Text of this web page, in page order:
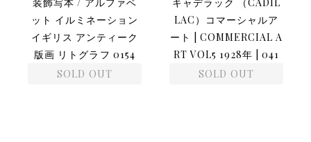
ット イルミネーション
イギリス アンティーク
版画 リトグラフ 0154
SOLD OUT
LAC）コマーシャルア
ート | COMMERCIAL A
RT VOL5 1928年 | 041
SOLD OUT